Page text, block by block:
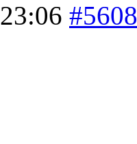
23:06 #5608